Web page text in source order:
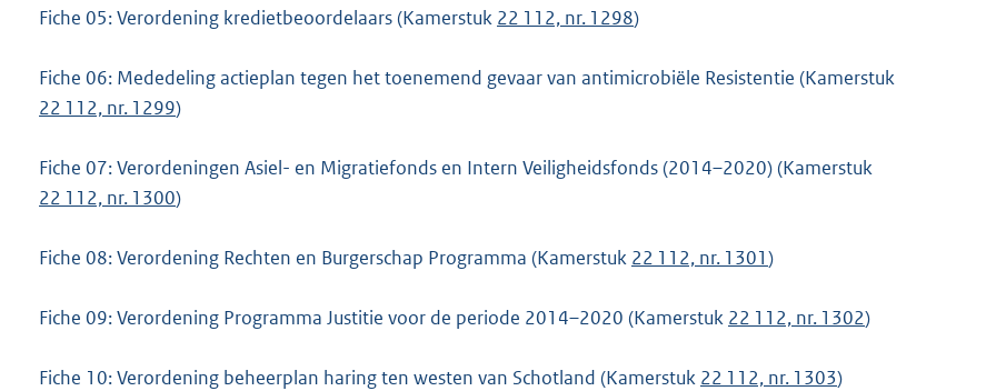
Fiche 05: Verordening kredietbeoordelaars (Kamerstuk 22 112, nr. 1298)
Fiche 06: Mededeling actieplan tegen het toenemend gevaar van antimicrobiële Resistentie (Kamerstuk
22 112, nr. 1299)
Fiche 07: Verordeningen Asiel- en Migratiefonds en Intern Veiligheidsfonds (2014–2020) (Kamerstuk
22 112, nr. 1300)
Fiche 08: Verordening Rechten en Burgerschap Programma (Kamerstuk 22 112, nr. 1301)
Fiche 09: Verordening Programma Justitie voor de periode 2014–2020 (Kamerstuk 22 112, nr. 1302)
Fiche 10: Verordening beheerplan haring ten westen van Schotland (Kamerstuk 22 112, nr. 1303)